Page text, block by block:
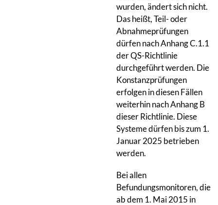
wurden, ändert sich nicht.
Das heißt, Teil- oder
Abnahmeprüfungen
dürfen nach Anhang C.1.1
der QS-Richtlinie
durchgeführt werden. Die
Konstanzprüfungen
erfolgen in diesen Fällen
weiterhin nach Anhang B
dieser Richtlinie. Diese
Systeme dürfen bis zum 1.
Januar 2025 betrieben
werden.
Bei allen
Befundungsmonitoren, die
ab dem 1. Mai 2015 in